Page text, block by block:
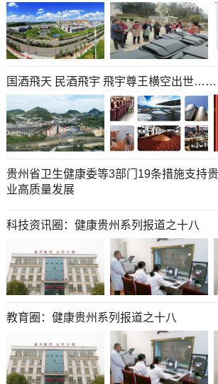
国酒飛天 民酒飛宇 飛宇尊王横空出世
贵州省卫生健康委等3部门19条措施支持
业高质量发展
科技资讯圈​​​​​​​：健康贵州系列报道之十八
教育圈​​​​​​​：健康贵州系列报道之十八